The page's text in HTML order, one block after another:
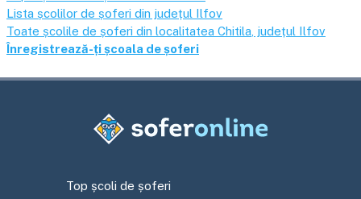
Lista școlilor de șoferi din județul Ilfov
Toate școlile de șoferi din localitatea Chitila , județul Ilfov
Înregistrează-ți școala de șoferi
Top școli de șoferi